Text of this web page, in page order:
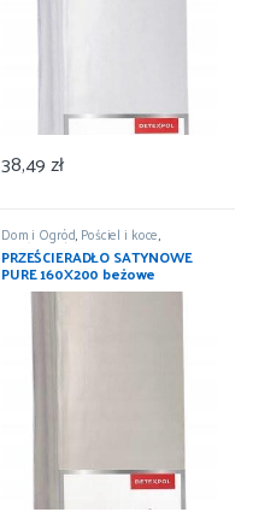
38,49zł
Dom i Ogród, Pościel i koce,
Prześcieradła,Wyposażenie
PRZEŚCIERADŁO SATYNOWE
PURE 160X200 beżowe
DETEXPOL